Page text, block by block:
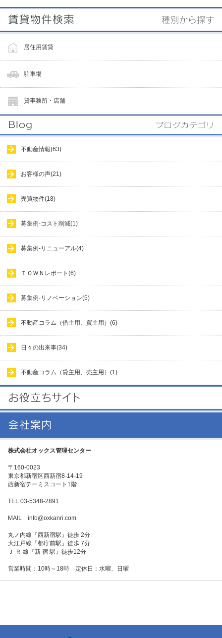
居住用賃貸
駐車場
貸事務所・店舗
不動産情報(63)
お客様の声(21)
売買物件(18)
募集例-コスト削減(1)
募集例-リニューアル(4)
ＴＯＷＮレポート(6)
募集例-リノベーション(5)
不動産コラム（借主用、買主用）(6)
日々の出来事(34)
不動産コラム（貸主用、売主用）(1)
株式会社オックス管理センター
〒160-0023
東京都新宿区西新宿8-14-19
西新宿テーミスコート1階
TEL 03-5348-2891
MAIL info@oxkanri.com
丸ノ内線『西新宿駅』徒歩 2分
大江戸線『都庁前駅』徒歩 7分
Ｊ Ｒ 線『新 宿 駅』徒歩12分
営業時間：10時～18時 定休日：水曜、日曜